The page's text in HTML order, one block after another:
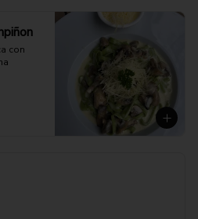
con